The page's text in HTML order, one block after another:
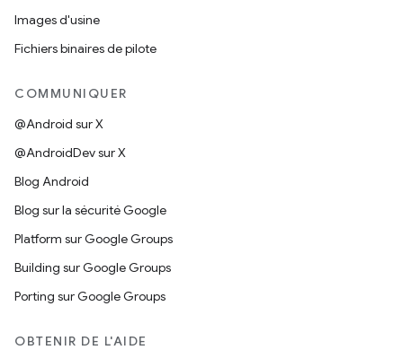
Images d'usine
Fichiers binaires de pilote
COMMUNIQUER
@Android sur X
@AndroidDev sur X
Blog Android
Blog sur la sécurité Google
Platform sur Google Groups
Building sur Google Groups
Porting sur Google Groups
OBTENIR DE L'AIDE